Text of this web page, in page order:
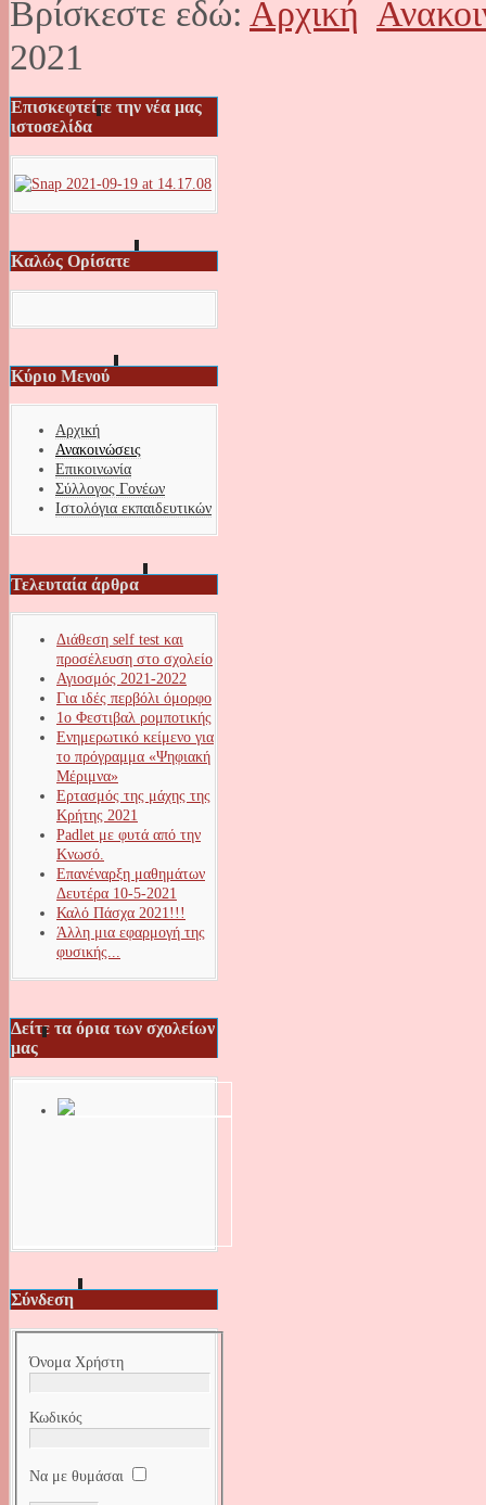
Βρίσκεστε εδώ: Αρχική
2021
Επισκεφτείτε την νέα μας
ιστοσελίδα
Καλώς Ορίσατε
Κύριο Μενού
Αρχική
Ανακοινώσεις
Επικοινωνία
Σύλλογος Γονέων
Ιστολόγια εκπαιδευτικών
Τελευταία άρθρα
Διάθεση self test και
προσέλευση στο σχολείο
Αγιοσμός 2021-2022
Για ιδές περβόλι όμορφο
1ο Φεστιβαλ ρομποτικής
Ενημερωτικό κείμενο για
το πρόγραμμα «Ψηφιακή
Μέριμνα»
Ερτασμός της μάχης της
Κρήτης 2021
Padlet με φυτά από την
Κνωσό.
Επανέναρξη μαθημάτων
Δευτέρα 10-5-2021
Καλό Πάσχα 2021!!!
Άλλη μια εφαρμογή της
φυσικής...
Δείτε τα όρια των σχολείων
μας
Σύνδεση
Όνομα Χρήστη
Κωδικός
Να με θυμάσαι